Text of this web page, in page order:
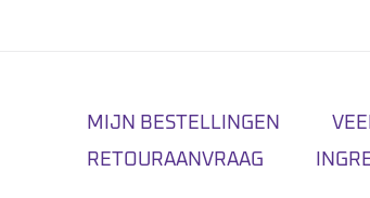
MIJN BESTELLINGEN
RETOURAANVRAAG